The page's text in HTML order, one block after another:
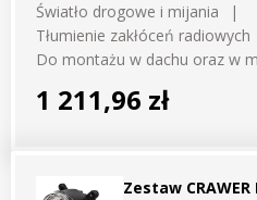
Światło drogowe i mijania
Tłumienie zakłóceń radiowych
Do montażu w dachu oraz w
1 211,96 zł
Zestaw